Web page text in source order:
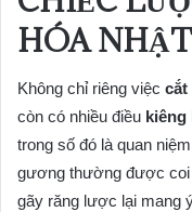
HÓA
Không chỉ riêng việc cắt
còn có nhiều điều kiêng
trong số đó là quan
gương thường được coi
gãy răng lược lại mang